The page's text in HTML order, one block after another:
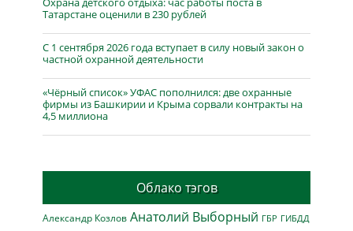
Татарстане оценили в 230 рублей
С 1 сентября 2026 года вступает в силу новый закон о
частной охранной деятельности
«Чёрный список» УФАС пополнился: две охранные
фирмы из Башкирии и Крыма сорвали контракты на
4,5 миллиона
Облако тэгов
Александр Козлов Анатолий Выборный ГБР ГИБДД